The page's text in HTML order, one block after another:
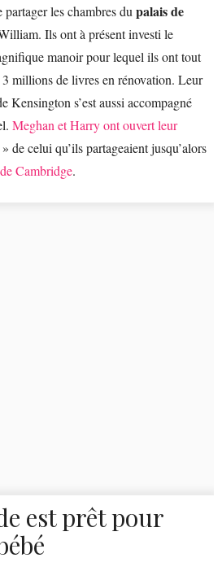
partager les chambres dupalais de
Ils ont à présent investi le
manoir pour lequel ils ont tout
millions de livres en rénovation. Leur
Kensington s’est aussi accompagné
Meghan et Harry ont ouvert leur
de celui qu’ils partageaient jusqu’alors
Cambridge.
est prêt pour